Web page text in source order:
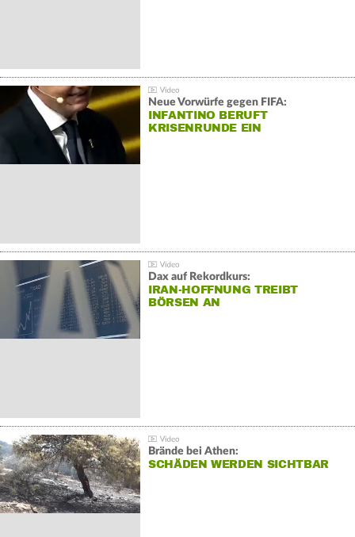
Neue Vorwürfe gegen FIFA:
INFANTINO BERUFT
KRISENRUNDE EIN
Dax auf Rekordkurs:
IRAN-HOFFNUNG TREIBT
BÖRSEN AN
Brände bei Athen:
SCHÄDEN WERDEN SICHTBAR